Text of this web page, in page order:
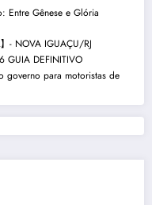
Entre Gênese e Glória
- NOVA IGUAÇU/RJ
GUIA DEFINITIVO
governo para motoristas de